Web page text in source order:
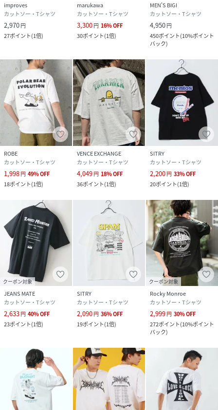
improves
カットソー・Tシャツ
2,970円
27ポイント(1倍)
marukawa
カットソー・Tシャツ
3,300円 16%OFF
30ポイント(1倍)
MEN'S BIGI
カットソー・Tシャツ
4,950円
450ポイント(10%ポイント
バック)
ROBE
カットソー・Tシャツ
1,998円 49%OFF
18ポイント(1倍)
VENCE EXCHANGE
カットソー・Tシャツ
4,049円 18%OFF
36ポイント(1倍)
SITRY
カットソー・Tシャツ
2,200円 33%OFF
20ポイント(1倍)
クーポン対象
JEANS MATE
カットソー・Tシャツ
2,633円 40%OFF
23ポイント(1倍)
SITRY
カットソー・Tシャツ
2,090円 36%OFF
19ポイント(1倍)
クーポン対象
Rocky Monroe
カットソー・Tシャツ
2,999円 30%OFF
272ポイント(10%ポイント
バック)